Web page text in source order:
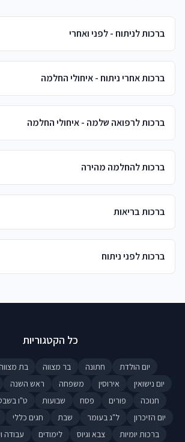
ברכות לניתוח - לפני ואחרי
ברכות אחרי ניתוח - איחולי החלמה
ברכות לרפואה שלמה - איחולי החלמה
ברכות להחלמה מהירה
ברכות בריאות
ברכות לפני ניתוח
כל הקטגוריות
יום הולדת חתונה בר מצווה בת
יום נישואין
אירוסין משפחה ראש השנה
חנוכה
פורים פסח שבועות ט"ו
יום הזיכרון
ל"ג בעומר שבת חגים כללי
ברכות יומיות
צבא וגיוס לימודים עבודה